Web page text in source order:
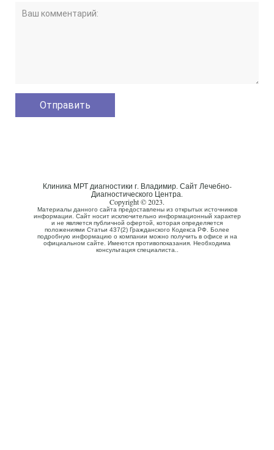
Клиника МРТ диагностики г. Владимир. Сайт Лечебно-
Диагностического Центра.
Copyright © 2023.
Материалы данного сайта предоставлены из открытых источников
информации. Сайт носит исключительно информационный характер
и не является публичной офертой, которая определяется
положениями Статьи 437(2) Гражданского Кодекса РФ. Более
подробную информацию о компании можно получить в офисе и на
официальном сайте. Имеются противопоказания. Необходима
консультация специалиста..